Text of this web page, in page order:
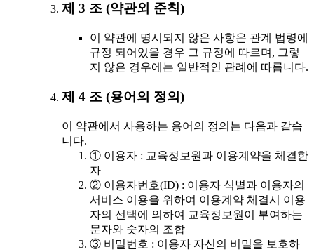
제 3 조 (약관외 준칙)
이 약관에 명시되지 않은 사항은 관계 법령에
규정 되어있을 경우 그 규정에 따르며, 그렇
지 않은 경우에는 일반적인 관례에 따릅니다.
제 4 조 (용어의 정의)
이 약관에서 사용하는 용어의 정의는 다음과 같습
니다.
① 이용자 : 교육정보원과 이용계약을 체결한
자
② 이용자번호(ID) : 이용자 식별과 이용자의
서비스 이용을 위하여 이용계약 체결시 이용
자의 선택에 의하여 교육정보원이 부여하는
문자와 숫자의 조합
③ 비밀번호 : 이용자 자신의 비밀을 보호하